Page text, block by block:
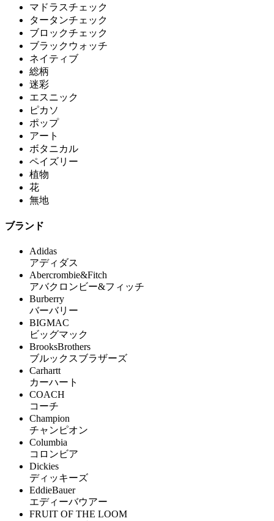
マドラスチェック
タータンチェック
ブロックチェック
ブラックウォッチ
ネイティブ
総柄
迷彩
エスニック
ピカソ
ポップ
アート
ボタニカル
ペイズリー
植物
花
無地
ブランド
Adidas
アディダス
Abercrombie&Fitch
アバクロンビー&フィッチ
Burberry
バーバリー
BIGMAC
ビッグマック
BrooksBrothers
ブルックスブラザーズ
Carhartt
カーハート
COACH
コーチ
Champion
チャンピオン
Columbia
コロンビア
Dickies
ディッキーズ
EddieBauer
エディーバウアー
FRUIT OF THE LOOM